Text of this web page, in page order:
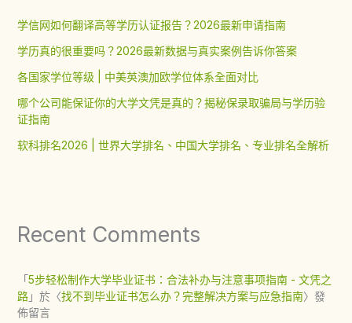
学信网如何翻译高等学历认证报告？2026最新申请指南
学历真的很重要吗？2026最新数据与真实案例告诉你答案
各国家学位等级 | 中美英澳加欧学位体系全面对比
哪个公司能保证你的大学文凭是真的？揭秘保录取骗局与学历验
证指南
软科排名2026 | 世界大学排名、中国大学排名、专业排名全解析
Recent Comments
「5步轻松制作大学毕业证书：合法补办与注意事项指南 - 文凭之
路」於〈找不到毕业证书怎么办？完整解决方案与应急指南〉發
佈留言